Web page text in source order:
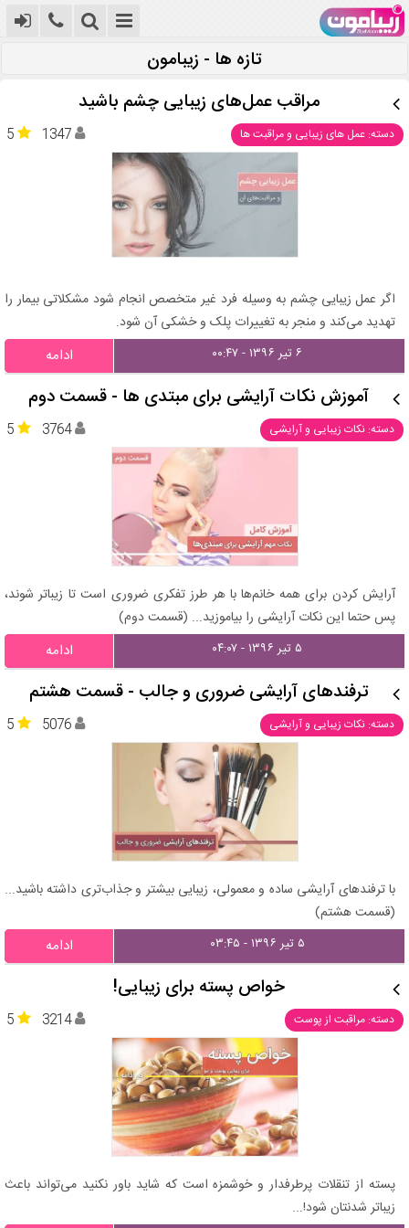
تازه ها - زیبامون
مراقب عمل‌های زیبایی چشم باشید
دسته: عمل های زیبایی و مراقبت ها 5 1347
اگر عمل زیبایی چشم به وسیله فرد غیر متخصص انجام شود مشکلاتی بیمار را
تهدید می‌کند و منجر به تغییرات پلک و خشکی آن شود.
۶ تیر ۱۳۹۶ - ۰۰:۴۷ ادامه
آموزش نکات آرایشی برای مبتدی ها - قسمت دوم
دسته: نکات زیبایی و آرایشی 5 3764
آرایش کردن برای همه خانم‌ها با هر طرز تفکری ضروری است تا زیباتر شوند،
پس حتما این نکات آرایشی را بیاموزید... (قسمت دوم)
۵ تیر ۱۳۹۶ - ۰۴:۰۷ ادامه
ترفندهای آرایشی ضروری و جالب - قسمت هشتم
دسته: نکات زیبایی و آرایشی 5 5076
با ترفندهای آرایشی ساده و معمولی، زیبایی بیشتر و جذاب‌تری داشته باشید...
(قسمت هشتم)
۵ تیر ۱۳۹۶ - ۰۳:۴۵ ادامه
خواص پسته برای زیبایی!
دسته: مراقبت از پوست 5 3214
پسته از تنقلات پرطرفدار و خوشمزه است که شاید باور نکنید می‌تواند باعث
زیباتر شدنتان شود!...